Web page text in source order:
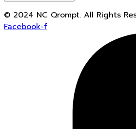
© 2024 NC Qrompt. All Rights
Facebook-f